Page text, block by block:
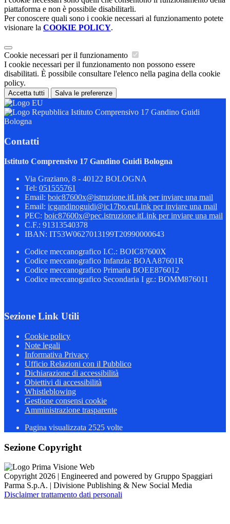
piattaforma e non è possibile disabilitarli.
Per conoscere quali sono i cookie necessari al funzionamento potete
visionare la COOKIE POLICY.
Cookie necessari per il funzionamento
I cookie necessari per il funzionamento non possono essere
disabilitati. È possibile consultare l'elenco nella pagina della cookie
policy.
Accetta tutti Salva le preferenze
Istituto Comprensivo 17 Gandino Guidi
Bologna
Contatti
Istituto Comprensivo 17 Gandino Guidi Bologna
Via Graziano, 8 - 40122 BOLOGNA
Tel: 051555761
Email: boic87600x@istruzione.itLink per inviare una mail
Email: icgandinoguidi@ic17bo.euLink per inviare una mail
PEC: boic87600x@pec.istruzione.itLink per inviare una mail
C.F.: 91313540378
IBAN: IT53W0627013199T20990000643
Codice meccanografico I.C.: BOIC87600X
Codice meccanografico Infanzia: BOAA87601R
Codice meccanografico Primaria BOEE876012
Codice meccanografico Secondaria I gr.: BOMM876011
Sezione Link Utili
Cookie policy
Note legali
Informativa Privacy
Ufficio Relazioni con il Pubblico
Dichiarazione di accessibilità
Obiettivi di accessibilità
Whistleblowing
Gestione consensi cookie
Amministrazione trasparente
Pagina visualizzata 2525 volte
Sezione Copyright
Copyright 2026 | Engineered and powered by Gruppo Spaggiari
Parma S.p.A. | Divisione Publishing & New Social Media
Disclaimer trattamento dati personali